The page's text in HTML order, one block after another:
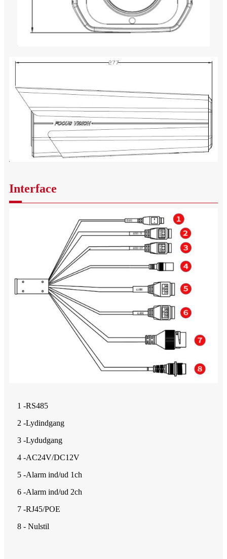
Interface
1 -RS485
2 -Lydindgang
3 -Lydudgang
4 -AC24V/DC12V
5 -Alarm ind/ud 1ch
6 -Alarm ind/ud 2ch
7 -RJ45/POE
8 - Nulstil